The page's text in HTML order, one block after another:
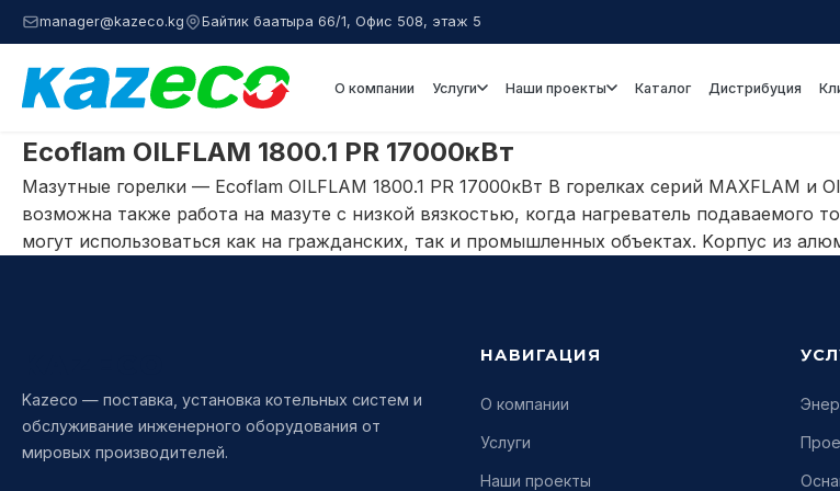
manager@kazeco.kg Байтик баатыра 66/1, Офис 508, этаж 5
О компании Услуги Наши проекты Каталог Дистрибуция
Ecoflam OILFLAM 1800.1 PR 17000кВт
Мазутные горелки — Ecoflam OILFLAM 1800.1 PR 17000кВт В горелках серий MAXFLAM и
возможна также работа на мазуте с низкой вязкостью, когда нагреватель подаваемого
могут использоваться как на гражданских, так и промышленных объектах. Kорпус из
Kazeco — поставка, установка котельных систем и
обслуживание инженерного оборудования от
мировых производителей.
НАВИГАЦИЯ
О компании
Услуги
Наши проекты